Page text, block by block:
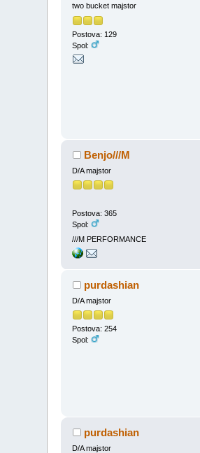
two bucket majstor
Postova: 129
Spol:
Benjo///M
D/A majstor
Postova: 365
Spol:
///M PERFORMANCE
purdashian
D/A majstor
Postova: 254
Spol:
purdashian
D/A majstor